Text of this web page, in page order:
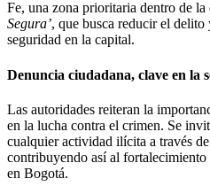
Fe, una zona prioritaria dentro de la
Segura’, que busca reducir el
seguridad en la capital.
Denuncia ciudadana, clave en la
Las autoridades reiteran la
en la lucha contra el crimen. Se
cualquier actividad ilícita a través
contribuyendo así al
en Bogotá.